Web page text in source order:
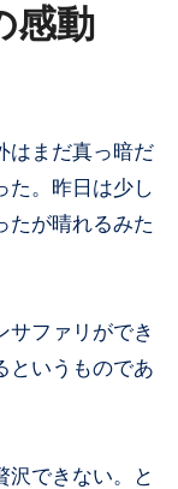
感動
はまだ真っ暗だ
た。昨日は少し
たが晴れるみた
サファリができ
というものであ
沢できない。と